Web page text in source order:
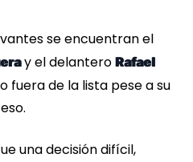
se encuentran el
y el delantero Rafael
fuera de la lista pese a su
una decisión difícil,